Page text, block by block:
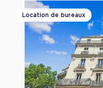
Location de bureaux